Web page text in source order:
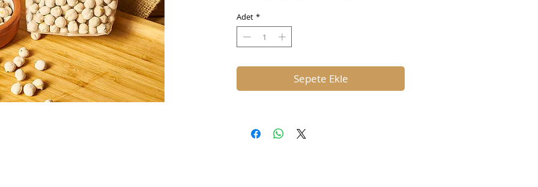
Adet *
Sepete Ekle